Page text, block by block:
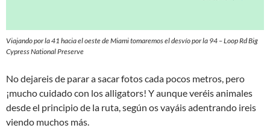
Viajando por la 41 hacia el oeste de Miami tomaremos el desvío por la 94 – Loop Rd Big
Cypress National Preserve
No dejareis de parar a sacar fotos cada pocos metros, pero
¡mucho cuidado con los alligators! Y aunque veréis animales
desde el principio de la ruta, según os vayáis adentrando ireis
viendo muchos más.